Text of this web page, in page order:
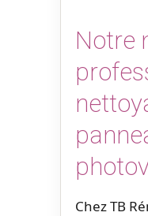
Notre
Chez TB